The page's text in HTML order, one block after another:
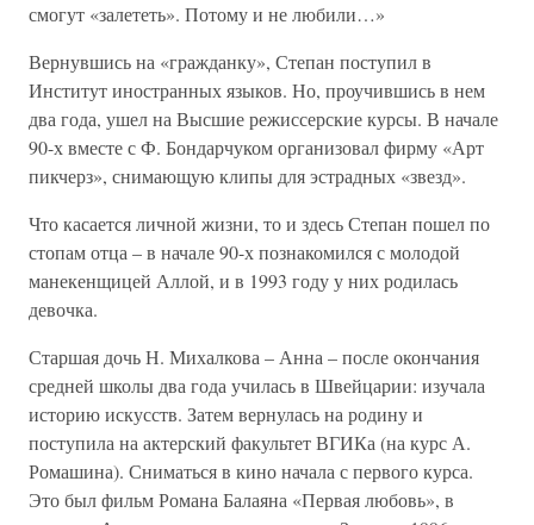
смогут «залететь». Потому и не любили…»
Вернувшись на «гражданку», Степан поступил в
Институт иностранных языков. Но, проучившись в нем
два года, ушел на Высшие режиссерские курсы. В начале
90-х вместе с Ф. Бондарчуком организовал фирму «Арт
пикчерз», снимающую клипы для эстрадных «звезд».
Что касается личной жизни, то и здесь Степан пошел по
стопам отца – в начале 90-х познакомился с молодой
манекенщицей Аллой, и в 1993 году у них родилась
девочка.
Старшая дочь Н. Михалкова – Анна – после окончания
средней школы два года училась в Швейцарии: изучала
историю искусств. Затем вернулась на родину и
поступила на актерский факультет ВГИКа (на курс А.
Ромашина). Сниматься в кино начала с первого курса.
Это был фильм Романа Балаяна «Первая любовь», в